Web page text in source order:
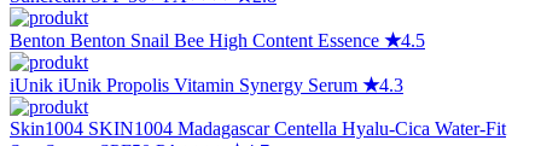
Benton Benton Snail Bee High Content Essence ★4.5
iUnik iUnik Propolis Vitamin Synergy Serum ★4.3
Skin1004 SKIN1004 Madagascar Centella Hyalu-Cica Water-Fit